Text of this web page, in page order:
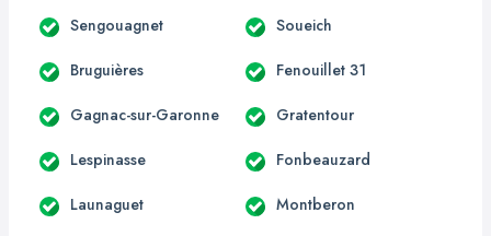
Sengouagnet Soueich
Bruguières Fenouillet 31
Gagnac-sur-Garonne Gratentour
Lespinasse Fonbeauzard
Launaguet Montberon